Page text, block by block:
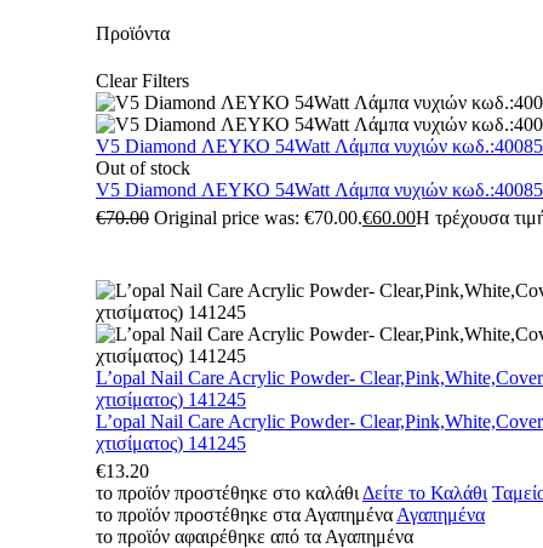
Προϊόντα
Clear Filters
V5 Diamond ΛΕΥΚΟ 54Watt Λάμπα νυχιών
Out of stock
V5 Diamond ΛΕΥΚΟ 54Watt Λάμπα νυχιών
€70.00 Original price was: €70.00.€60.00Η τρέχουσα
L’opal Nail Care Acrylic Powder-
χτισίματος) 141245
L’opal Nail Care Acrylic Powder-
χτισίματος) 141245
€13.20
το προϊόν προστέθηκε στο καλάθι Δείτε το Καλάθι
το προϊόν προστέθηκε στα Αγαπημένα Αγαπημένα
το προϊόν αφαιρέθηκε από τα Αγαπημένα